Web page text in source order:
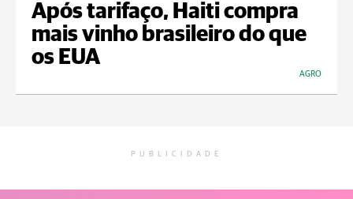
Após tarifaço, Haiti compra
mais vinho brasileiro do que
os EUA
AGRO
PUBLICIDADE